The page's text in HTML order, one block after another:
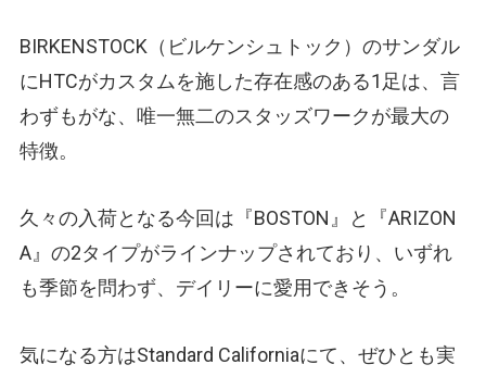
BIRKENSTOCK（ビルケンシュトック）のサンダル
にHTCがカスタムを施した存在感のある1足は、言
わずもがな、唯一無二のスタッズワークが最大の
特徴。
久々の入荷となる今回は『BOSTON』と『ARIZON
A』の2タイプがラインナップされており、いずれ
も季節を問わず、デイリーに愛用できそう。
気になる方はStandard Californiaにて、ぜひとも実